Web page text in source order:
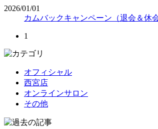
2026/01/01
カムバックキャンペーン（退会＆休会
1
オフィシャル
西宮店
オンラインサロン
その他